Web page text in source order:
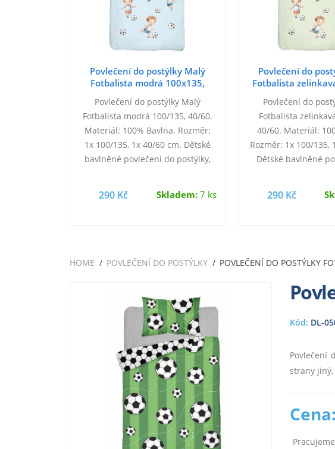
Povlečení do postýlky Malý
Fotbalista modrá 100x135,
Povlečení do postýlky Malý
Fotbalista modrá 100/135, 40/60.
Materiál: 100% Bavlna. Rozměr:
1x 100/135, 1x 40/60 cm. Dětské
bavlněné povlečení do postýlky,
290 Kč Skladem:7 ks
Povlečení do
Fotbalista
Povlečení do
Fotbalista
40/60. Materiál:
Rozměr: 1x 100/135,
Dětské bavlněné
290 Kč
HOME POVLEČENÍ DO POSTÝLKY POVLEČENÍ DO POSTÝLKY
Kód: DL-
Povlečení
strany jiný,